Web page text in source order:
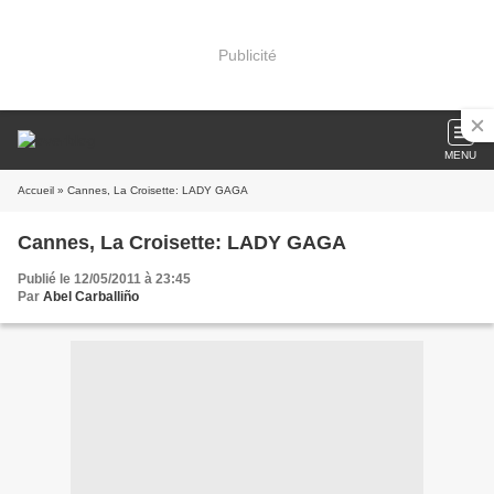
Publicité
MENU
Accueil » Cannes, La Croisette: LADY GAGA
Cannes, La Croisette: LADY GAGA
Publié le 12/05/2011 à 23:45
Par Abel Carballiño